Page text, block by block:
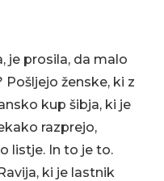
je prosila, da malo
ženske, ki z
kup šibja, ki je
razprejo,
listje. In to je to.
ki je lastnik